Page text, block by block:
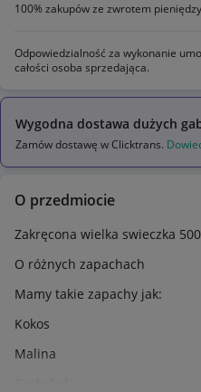
100% zakupów ze zwrotem
Odpowiedzialność za wykonanie
całości osoba sprzedająca.
Wygodna dostawa dużych
Zamów dostawę w Clicktrans.
O przedmiocie
Zakręcona wielka swieczka
O różnych zapachach
Mamy takie zapachy jak:
Kokos
Malina